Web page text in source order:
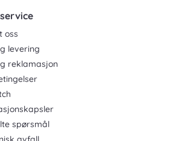
oss
levering
reklamasjon
spørsmål